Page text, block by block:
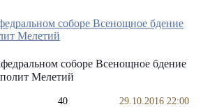
соборе Всенощное бдение
Мелетий
40 29.10.2016 22:00